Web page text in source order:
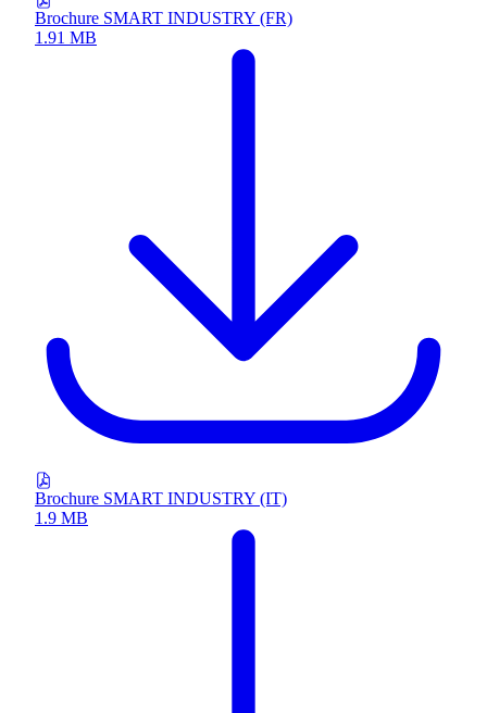
Brochure SMART INDUSTRY (FR)
1.91 MB
Brochure SMART INDUSTRY (IT)
1.9 MB